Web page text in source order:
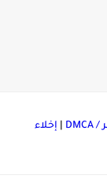
|إخلاء